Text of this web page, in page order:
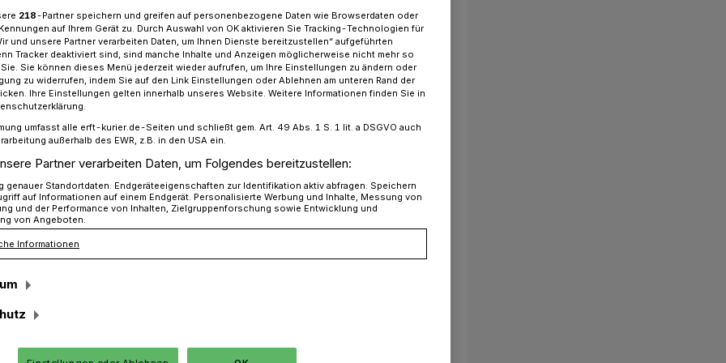
Schülerinnen aus Pawlohrad zu Gast
Gast
...
im Alter von 12 bis 15 Jahren aus
mit ihren Betreuerinnen zehn Tage
Anregung dazu kam von
218-Partner speichern und greifen auf personenbezogene Daten wie Browserdaten oder
auf Ihrem Gerät zu. Durch Auswahl von OK aktivieren Sie Tracking-Technologien für
und unsere Partner verarbeiten Daten, um Ihnen Dienste bereitzustellen“ aufgeführten
Tracker deaktiviert sind, sind manche Inhalte und Anzeigen möglicherweise nicht mehr so
Sie können dieses Menü jederzeit wieder aufrufen, um Ihre Einstellungen zu ändern oder
zu widerrufen, indem Sie auf den Link Einstellungen oder Ablehnen am unteren Rand der
Ihre Einstellungen gelten innerhalb unseres Website. Weitere Informationen finden Sie in
umfasst alle erft-kurier.de-Seiten und schließt gem. Art. 49 Abs. 1 S. 1 lit. a DSGVO auch
außerhalb des EWR, z.B. in den USA ein.
Partner verarbeiten Daten, um Folgendes bereitzustellen:
genauer Standortdaten. Endgeräteeigenschaften zur Identifikation aktiv abfragen. Speichern
auf Informationen auf einem Endgerät. Personalisierte Werbung und Inhalte, Messung von
und der Performance von Inhalten, Zielgruppenforschung sowie Entwicklung und
von Angeboten.
Informationen